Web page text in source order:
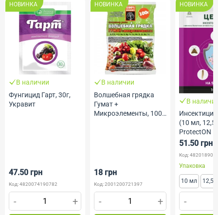
НОВИНКА
В наличии
Фунгицид Гарт, 30г,
Укравит
47.50 грн
Код: 4820074190782
- +
НОВИНКА
В наличии
Волшебная грядка
Гумат +
Микроэлементы, 100
18 грн
Код: 2001200721397
- +
НОВИНКА
В
(10 мл, 12,5
ProtectON
51.50 грн
Код:
Упаковка
10 мл 12,5
-